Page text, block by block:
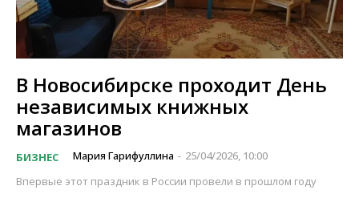
В Новосибирске проходит День
независимых книжных
магазинов
БИЗНЕС Мария Гарифуллина - 25/04/2026, 10:00
Впервые этот праздник в России провели в прошлом году